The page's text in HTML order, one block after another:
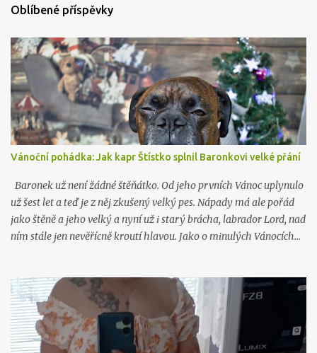
Oblíbené příspěvky
Vánoční pohádka: Jak kapr Štístko splnil Baronkovi velké přání
Baronek už není žádné štěňátko. Od jeho prvních Vánoc uplynulo
už šest let a teď je z něj zkušený velký pes. Nápady má ale pořád
jako štěně a jeho velký a nyní už i starý brácha, labrador Lord, nad
ním stále jen nevěřícně kroutí hlavou. Jako o minulých Vánocích…